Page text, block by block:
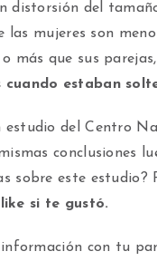
distorsión del
las mujeres son
más que sus
cuando estaban
estudio del Centro
conclusiones
sobre este
si te gustó.
con tu